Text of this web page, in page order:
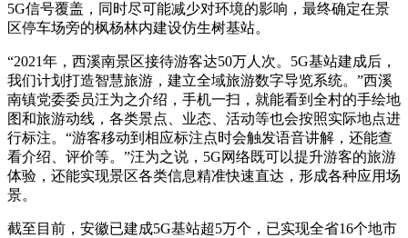
5G信号覆盖，同时尽可能减少对环境的影响，最终确定在景
区停车场旁的枫杨林内建设仿生树基站。
“2021年，西溪南景区接待游客达50万人次。5G基站建成后，
我们计划打造智慧旅游，建立全域旅游数字导览系统。”西溪
南镇党委委员汪为之介绍，手机一扫，就能看到全村的手绘地
图和旅游动线，各类景点、业态、活动等也会按照实际地点进
行标注。“游客移动到相应标注点时会触发语音讲解，还能查
看介绍、评价等。”汪为之说，5G网络既可以提升游客的旅游
体验，还能实现景区各类信息精准快速直达，形成各种应用场
景。
截至目前，安徽已建成5G基站超5万个，已实现全省16个地市